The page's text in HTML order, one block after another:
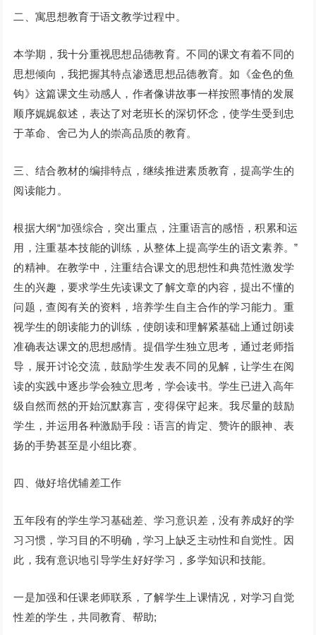
二、寓思想教育于语文教学过程中。
本学期，我十分重视思想品德教育。不同的课文有着不同的
思想倾向，我把握其特点渗透思想品德教育。如《金色的鱼
钩》这篇课文生动感人，作者像讲故事一样按照事情的发展
顺序娓娓叙述，表达了对老班长的深切怀念，使学生受到忠
于革命、舍己为人的崇高品质的教育。
三、结合教材的编排特点，继续推进素质教育，提高学生的
阅读能力。
根据大纲“加强综合，突出重点，注重语言的感悟，积累和运
用，注重基本技能的训练，从整体上提高学生的语文素养。”
的精神。在教学中，注重结合课文的思想性和典范性激发学
生的兴趣，要求学生先读课文了解文章的内容，提出不懂的
问题，查阅有关的资料，培养学生自主合作的学习能力。重
视学生的朗读能力的训练，使朗读和理解紧基础上通过朗读
准确表达课文的思想感情。提倡学生独立思考，通过老师指
导，展开讨论交流，鼓励学生发表不同的见解，让学生在阅
读的实践中逐步学会独立思考，学会读书。学生已进入高年
级自然而然的开始沉默寡言，变得保守起来。我尽量的鼓励
学生，并运用各种激励手段：语言的肯定、赞许的眼神、表
扬的手势甚至是小组比赛。
四、做好培优辅差工作
五年段有的学生学习基础差、学习意识差，没有养成好的学
习习惯，学习目的不明确，学习上缺乏主动性和自觉性。因
此，我有意识地引导学生好好学习，多学知识和技能。
一是加强和任课老师联系，了解学生上课情况，对学习自觉
性差的学生，共同教育、帮助;